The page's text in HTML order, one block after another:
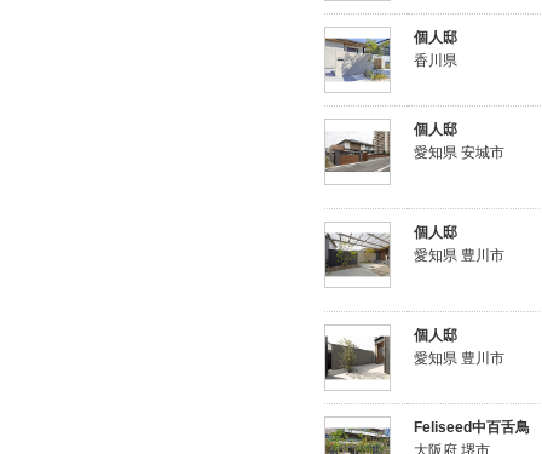
個人邸
香川県
個人邸
愛知県 安城市
個人邸
愛知県 豊川市
個人邸
愛知県 豊川市
Feliseed中百舌鳥
大阪府 堺市